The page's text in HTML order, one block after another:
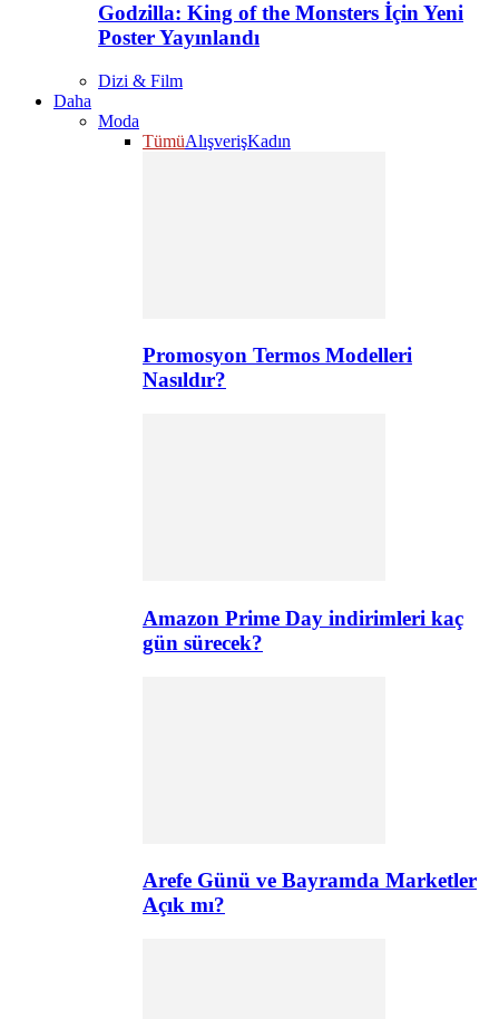
Godzilla: King of the Monsters İçin Yeni
Poster Yayınlandı
Dizi & Film
Daha
Moda
TümüAlışverişKadın
Promosyon Termos Modelleri
Nasıldır?
Amazon Prime Day indirimleri kaç
gün sürecek?
Arefe Günü ve Bayramda Marketler
Açık mı?